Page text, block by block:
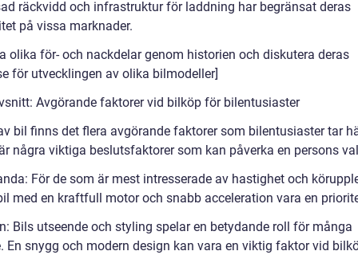
räckvidd och infrastruktur för laddning har begränsat deras
på vissa marknader.
olika för- och nackdelar genom historien och diskutera deras
för utvecklingen av olika bilmodeller]
Avgörande faktorer vid bilköp för bilentusiaster
bil finns det flera avgörande faktorer som bilentusiaster tar
några viktiga beslutsfaktorer som kan påverka en persons
För de som är mest intresserade av hastighet och
med en kraftfull motor och snabb acceleration vara en
Bils utseende och styling spelar en betydande roll för många
En snygg och modern design kan vara en viktig faktor vid